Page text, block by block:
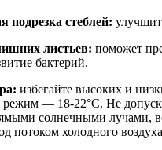
подрезка стеблей:
листьев: поможет
бактерий.
избегайте высоких и
— 18-22°C. Не
солнечными лучами,
потоком холодного